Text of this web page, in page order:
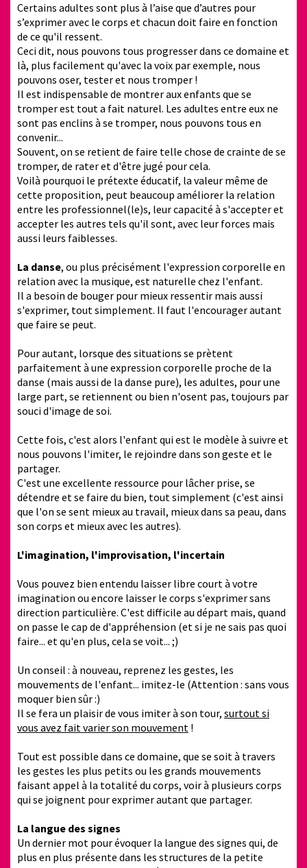
Certains adultes sont plus à l’aise que d’autres pour
s’exprimer avec le corps et chacun doit faire en fonction
de ce qu'il ressent.
Ceci dit, nous pouvons tous progresser dans ce domaine et
là, plus facilement qu'avec la voix par exemple, nous
pouvons oser, tester et nous tromper !
Il est indispensable de montrer aux enfants que se
tromper est tout a fait naturel. Les adultes entre eux ne
sont pas enclins à se tromper, nous pouvons tous en
convenir...
Souvent, on se retient de faire telle chose de crainte de se
tromper, de rater et d'être jugé pour cela.
Voilà pourquoi le prétexte éducatif, la valeur même de
cette proposition, peut beaucoup améliorer la relation
entre les professionnel(le)s, leur capacité à s'accepter et
accepter les autres tels qu'il sont, avec leur forces mais
aussi leurs faiblesses.
La danse, ou plus précisément l'expression corporelle en
relation avec la musique, est naturelle chez l'enfant.
Il a besoin de bouger pour mieux ressentir mais aussi
s'exprimer, tout simplement. Il faut l'encourager autant
que faire se peut.
Pour autant, lorsque des situations se prètent
parfaitement à une expression corporelle proche de la
danse (mais aussi de la danse pure), les adultes, pour une
large part, se retiennent ou bien n'osent pas, toujours par
souci d'image de soi.
Cette fois, c'est alors l'enfant qui est le modèle à suivre et
nous pouvons l'imiter, le rejoindre dans son geste et le
partager.
C'est une excellente ressource pour lâcher prise, se
détendre et se faire du bien, tout simplement (c'est ainsi
que l'on se sent mieux au travail, mieux dans sa peau, dans
son corps et mieux avec les autres).
L'imagination, l'improvisation, l'incertain
Vous pouvez bien entendu laisser libre court à votre
imagination ou encore laisser le corps s'exprimer sans
direction particulière. C'est difficile au départ mais, quand
on passe le cap de d'appréhension (et si je ne sais pas quoi
faire... et qu'en plus, cela se voit... ;)
Un conseil : à nouveau, reprenez les gestes, les
mouvements de l'enfant... imitez-le (Attention : sans vous
moquer bien sûr :)
Il se fera un plaisir de vous imiter à son tour, surtout si
vous avez fait varier son mouvement !
Tout est possible dans ce domaine, que se soit à travers
les gestes les plus petits ou les grands mouvements
faisant appel à la totalité du corps, voir à plusieurs corps
qui se joignent pour exprimer autant que partager.
La langue des signes
Un dernier mot pour évoquer la langue des signes qui, de
plus en plus présente dans les structures de la petite